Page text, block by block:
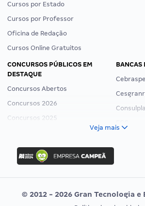
Cursos por Estado
Cursos por Professor
Oficina de Redação
Cursos Online Gratuitos
CONCURSOS PÚBLICOS EM
DESTAQUE
Concursos Abertos
Concursos 2026
Concursos 2025
Concurso Ibama
Concurso MPU
Editais publicados
BANCAS
Cebraspe
Vunesp
Veja mais
© 2012 - 2026 Gran Tecnologia e